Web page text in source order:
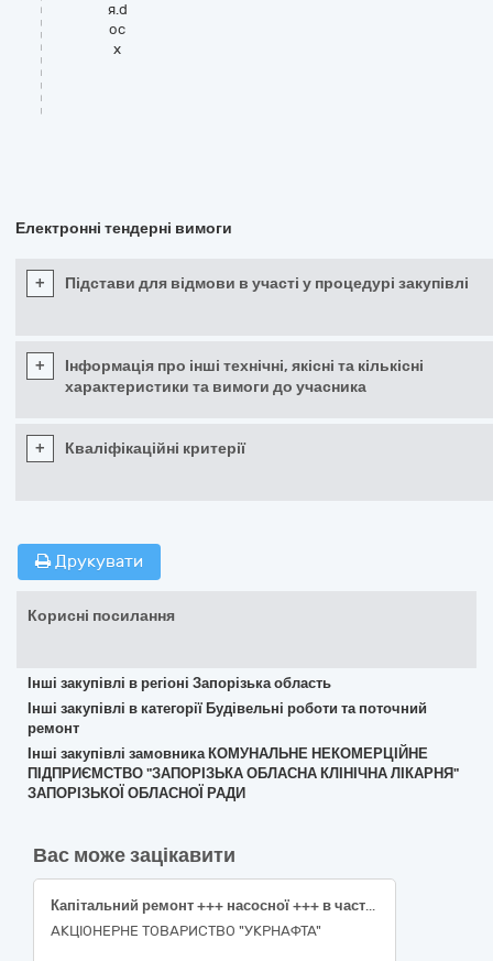
я.d
oc
x
Електронні тендерні вимоги
+ Підстави для відмови в участі у процедурі закупівлі
+
Інформація про інші технічні, якісні та кількісні
характеристики та вимоги до учасника
+ Кваліфікаційні критерії
Друкувати
Корисні посилання
Інші закупівлі в регіоні Запорізька область
Інші закупівлі в категорії Будівельні роботи та поточний
ремонт
Інші закупівлі замовника КОМУНАЛЬНЕ НЕКОМЕРЦІЙНЕ
ПІДПРИЄМСТВО "ЗАПОРІЗЬКА ОБЛАСНА КЛІНІЧНА ЛІКАРНЯ"
ЗАПОРІЗЬКОЇ ОБЛАСНОЇ РАДИ
Вас може зацікавити
Капітальний ремонт +++ насосної +++ в частині влаштування +++ (теплоїзоляція) +++ Сумська обл., Охтирський р-н, +++
АКЦІОНЕРНЕ ТОВАРИСТВО "УКPНAФТА"